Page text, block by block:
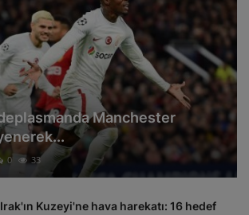
Manchester
0 33
Irak'ın Kuzeyi'ne hava harekatı: 16 hedef